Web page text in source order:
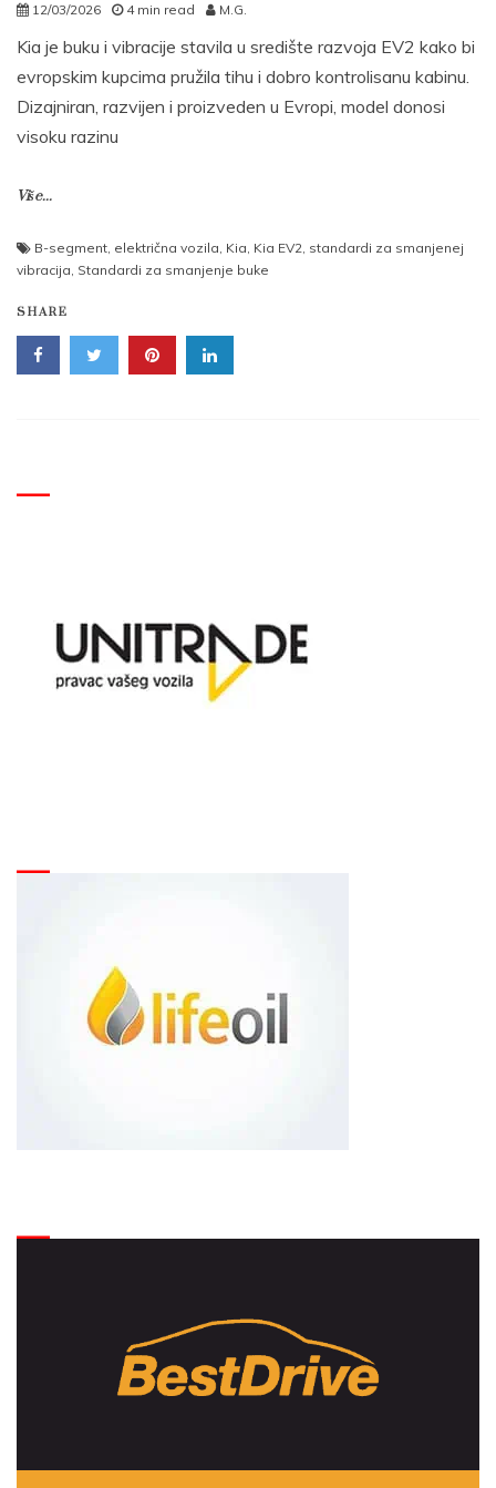
12/03/2026 4 min read M.G.
Kia je buku i vibracije stavila u središte razvoja EV2 kako bi
evropskim kupcima pružila tihu i dobro kontrolisanu kabinu.
Dizajniran, razvijen i proizveden u Evropi, model donosi
visoku razinu
Više...
B-segment, električna vozila, Kia, Kia EV2, standardi za smanjenej
vibracija, Standardi za smanjenje buke
SHARE